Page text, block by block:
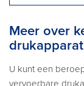
Meer over
U kunt een
vervoerbare